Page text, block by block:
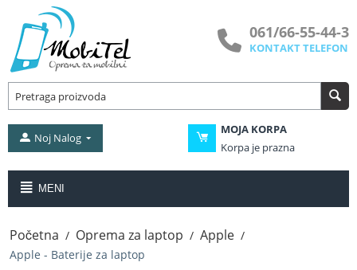
061/66-55-44-3
KONTAKT TELEFON
MOJA KORPA
Korpa je prazna
Noj Nalog
MENI
Početna / Oprema za laptop / Apple /
Apple - Baterije za laptop